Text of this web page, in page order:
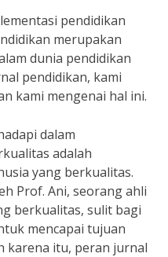
pendidikan
merupakan
dunia pendidikan
pendidikan, kami
kami mengenai hal ini.
dalam
adalah
yang berkualitas.
Prof. Ani, seorang ahli
berkualitas, sulit bagi
mencapai tujuan
karena itu, peran jurnal